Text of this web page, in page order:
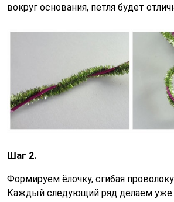
вокруг основания, петля будет
Шаг 2.
Формируем ёлочку, сгибая
Каждый следующий ряд делаем